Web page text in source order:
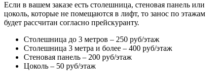
Если в вашем заказе есть столешница, стеновая панель или
цоколь, которые не помещаются в лифт, то занос по этажам
будет рассчитан согласно прейскуранту.
Столешница до 3 метров – 250 руб/этаж
Столешница 3 метра и более – 400 руб/этаж
Стеновая панель – 200 руб/этаж
Цоколь – 50 руб/этаж